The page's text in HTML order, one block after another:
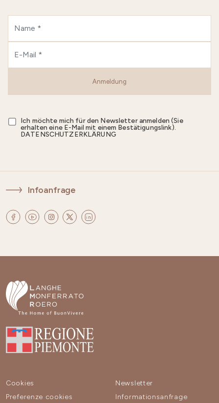
Anmeldung
Ich möchte mich für den Newsletter anmelden (Sie
erhalten eine E-Mail mit einem Bestätigungslink).
DATENSCHUTZERKLÄRUNG
Infoanfrage
Cookies
Preferenze cookies
Newsletter
Informationsanfrage